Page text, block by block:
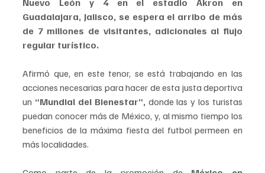
Guadalajara, Jalisco, se espera el arribo de más
de 7 millones de visitantes, adicionales al flujo
regular turístico.
Afirmó que, en este tenor, se está trabajando en las
acciones necesarias para hacer de esta justa deportiva
un “Mundial del Bienestar”, donde las y los turistas
puedan conocer más de México, y, al mismo tiempo los
beneficios de la máxima fiesta del futbol permeen en
más localidades.